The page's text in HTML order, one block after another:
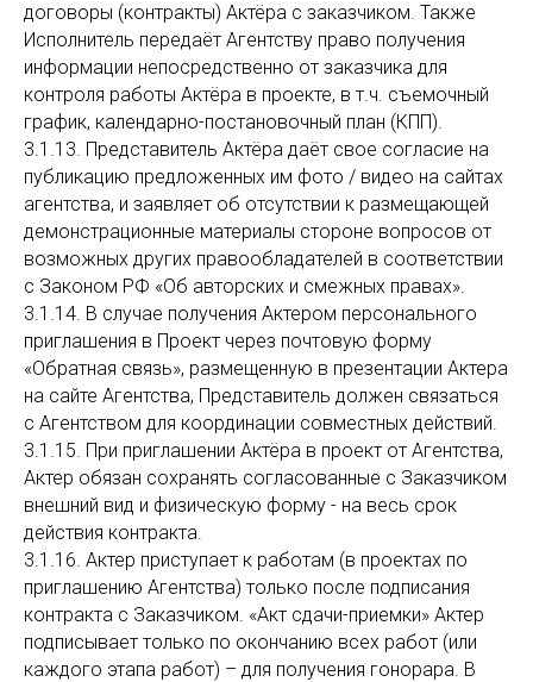
договоры (контракты) Актёра с заказчиком. Также
Исполнитель передаёт Агентству право получения
информации непосредственно от заказчика для
контроля работы Актёра в проекте, в т.ч. съемочный
график, календарно-постановочный план (КПП).
3.1.13. Представитель Актёра даёт свое согласие на
публикацию предложенных им фото / видео на сайтах
агентства, и заявляет об отсутствии к размещающей
демонстрационные материалы стороне вопросов от
возможных других правообладателей в соответствии
с Законом РФ «Об авторских и смежных правах».
3.1.14. В случае получения Актером персонального
приглашения в Проект через почтовую форму
«Обратная связь», размещенную в презентации Актера
на сайте Агентства, Представитель должен связаться
с Агентством для координации совместных действий.
3.1.15. При приглашении Актёра в проект от Агентства,
Актер обязан сохранять согласованные с Заказчиком
внешний вид и физическую форму - на весь срок
действия контракта.
3.1.16. Актер приступает к работам (в проектах по
приглашению Агентства) только после подписания
контракта с Заказчиком. «Акт сдачи-приемки» Актер
подписывает только по окончанию всех работ (или
каждого этапа работ) – для получения гонорара. В